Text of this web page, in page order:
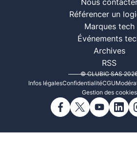
Nous
Référencer un
Marques tech
Événements
Archives
RSS
© CLUBIC SAS
Infos légalesConfidentialitéCGU
Gestion des cookies